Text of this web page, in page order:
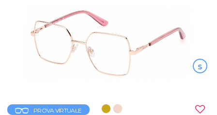
S
PROVA VIRTUALE